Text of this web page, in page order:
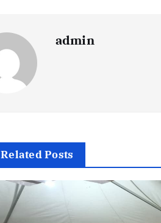
admin
Related Posts